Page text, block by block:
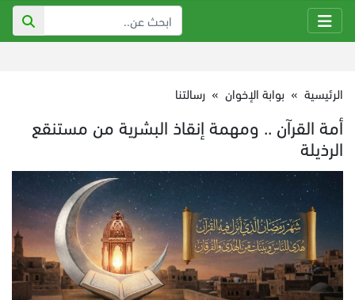
الرئيسية » بوابة الإخوان » رسالتنا
أمة القرآن .. ومهمة إنقاذ البشرية من مستنقع
الرذيلة